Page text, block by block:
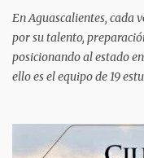
En Aguascalientes, cada
por su talento,
posicionando al estado
ello es el equipo de 19
competirán con jóvenes
RoboRAVE México 2025,